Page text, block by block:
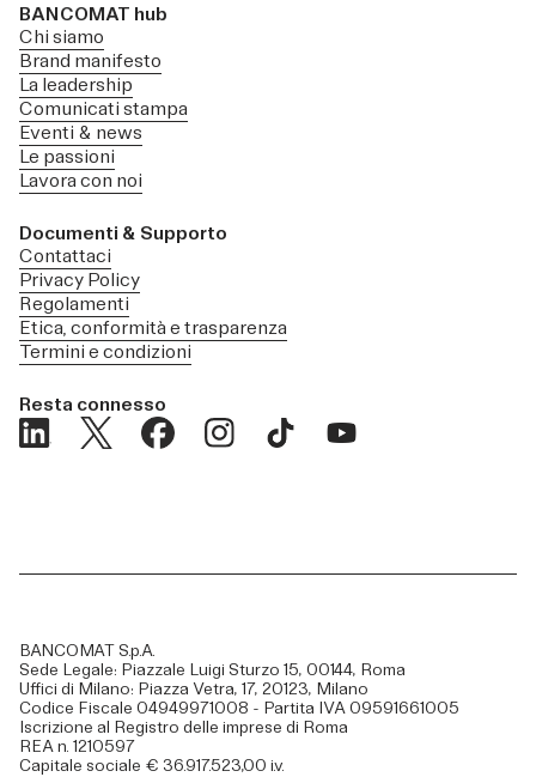
BANCOMAT hub
Chi siamo
Brand manifesto
La leadership
Comunicati stampa
Eventi & news
Le passioni
Lavora con noi
Documenti & Supporto
Contattaci
Privacy Policy
Regolamenti
Etica, conformità e trasparenza
Termini e condizioni
Resta connesso
BANCOMAT S.p.A.
Sede Legale: Piazzale Luigi Sturzo 15, 00144, Roma
Uffici di Milano: Piazza Vetra, 17, 20123, Milano
Codice Fiscale 04949971008 - Partita IVA 09591661005
Iscrizione al Registro delle imprese di Roma
REA n. 1210597
Capitale sociale € 36.917.523,00 i.v.